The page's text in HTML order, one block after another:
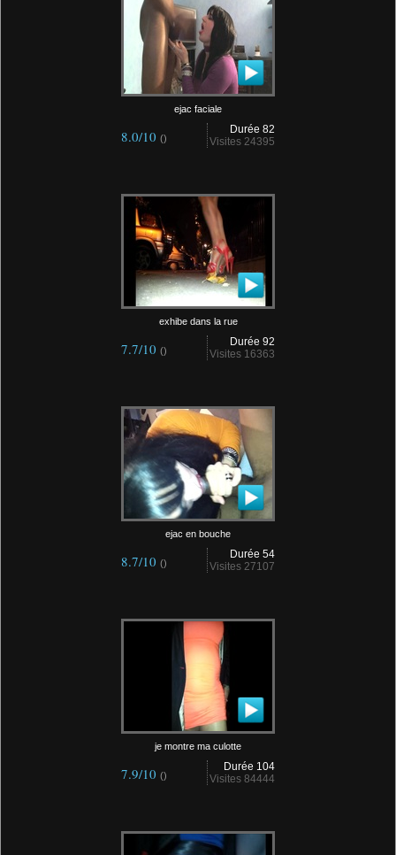
ejac faciale
Durée 82
Visites 24395
8.0/10 ()
exhibe dans la rue
Durée 92
Visites 16363
7.7/10 ()
ejac en bouche
Durée 54
Visites 27107
8.7/10 ()
je montre ma culotte
Durée 104
Visites 84444
7.9/10 ()